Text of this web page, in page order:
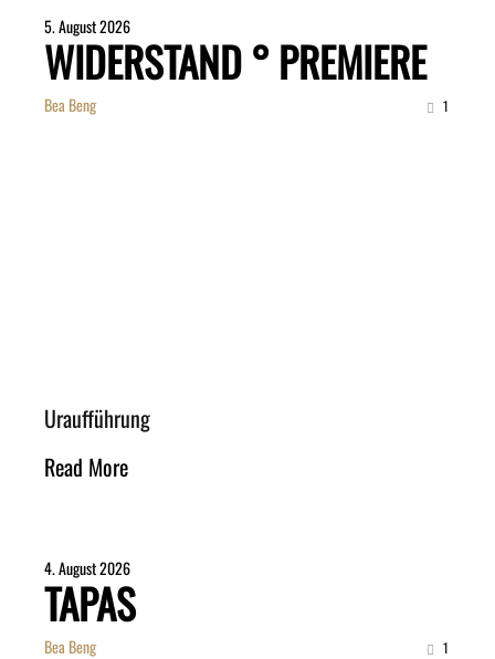
5. August 2026
WIDERSTAND ° PREMIERE
Bea Beng 1
Uraufführung
Read More
4. August 2026
TAPAS
Bea Beng 1